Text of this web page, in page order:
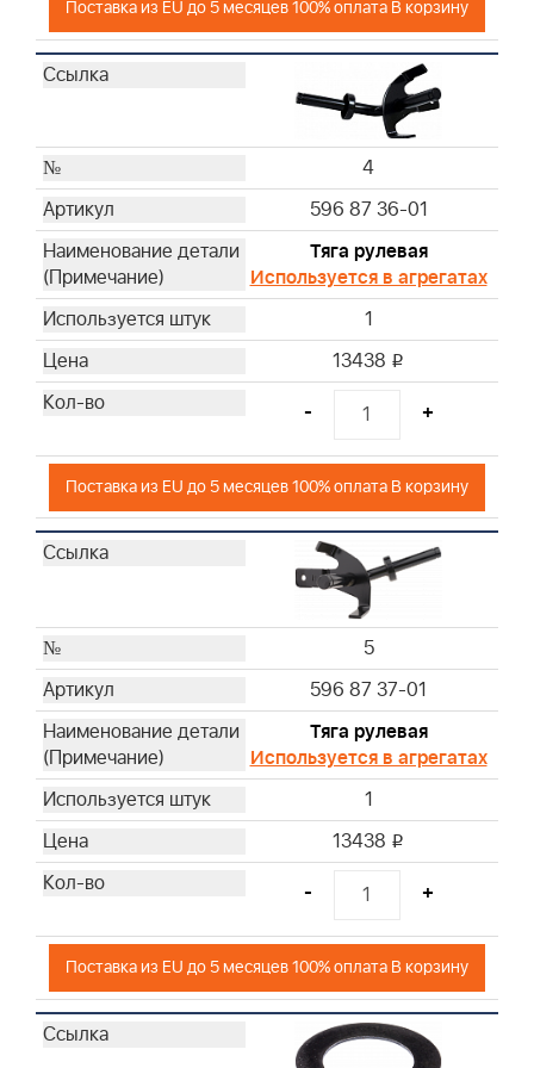
Поставка из EU до 5 месяцев 100% оплата В корзину
4
596 87 36-01
Тяга рулевая
Используется в агрегатах
1
13438 i
- +
Поставка из EU до 5 месяцев 100% оплата В корзину
5
596 87 37-01
Тяга рулевая
Используется в агрегатах
1
13438 i
- +
Поставка из EU до 5 месяцев 100% оплата В корзину